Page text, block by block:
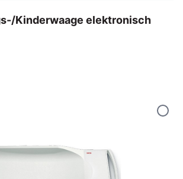
Kinderwaage elektronisch